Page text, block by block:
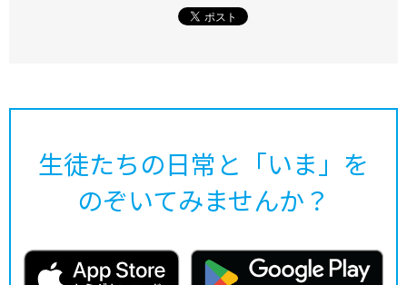
生徒たちの日常と「いま」を
のぞいてみませんか？